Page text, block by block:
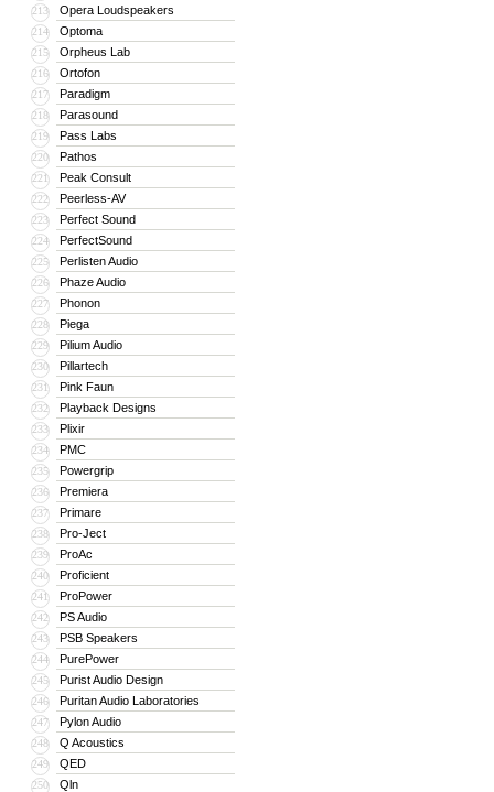
213 Opera Loudspeakers
214 Optoma
215 Orpheus Lab
216 Ortofon
217 Paradigm
218 Parasound
219 Pass Labs
220 Pathos
221 Peak Consult
222 Peerless-AV
223 Perfect Sound
224 PerfectSound
225 Perlisten Audio
226 Phaze Audio
227 Phonon
228 Piega
229 Pilium Audio
230 Pillartech
231 Pink Faun
232 Playback Designs
233 Plixir
234 PMC
235 Powergrip
236 Premiera
237 Primare
238 Pro-Ject
239 ProAc
240 Proficient
241 ProPower
242 PS Audio
243 PSB Speakers
244 PurePower
245 Purist Audio Design
246 Puritan Audio Laboratories
247 Pylon Audio
248 Q Acoustics
249 QED
250 Qln